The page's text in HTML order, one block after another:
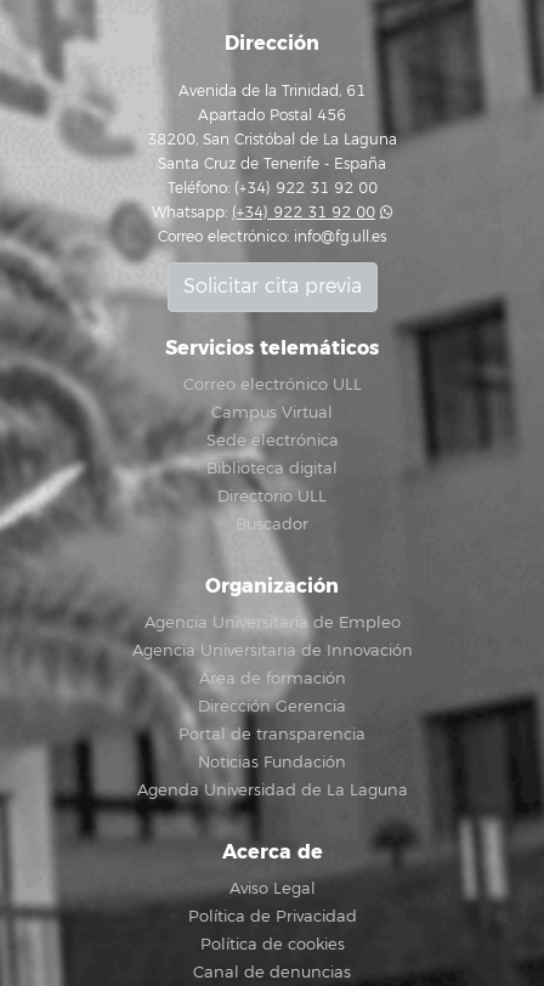
Dirección
Avenida de la Trinidad, 61
Apartado Postal 456
38200, San Cristóbal de La Laguna
Santa Cruz de Tenerife - España
Teléfono: (+34) 922 31 92 00
Whatsapp: (+34) 922 31 92 00
Correo electrónico: info@fg.ull.es
Solicitar cita previa
Servicios telemáticos
Correo electrónico ULL
Campus Virtual
Sede electrónica
Biblioteca digital
Directorio ULL
Buscador
Organización
Agencia Universitaria de Empleo
Agencia Universitaria de Innovación
Área de formación
Dirección Gerencia
Portal de transparencia
Noticias Fundación
Agenda Universidad de La Laguna
Acerca de
Aviso Legal
Política de Privacidad
Política de cookies
Canal de denuncias